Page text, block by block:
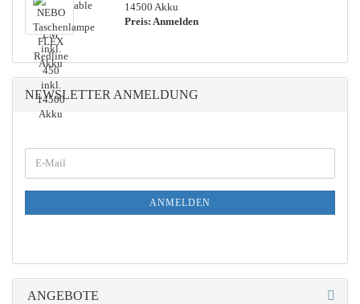
14500 Akku
Preis: Anmelden
NEWSLETTER ANMELDUNG
ZUR
E-
Mail
ANMELDEN
ANGEBOTE